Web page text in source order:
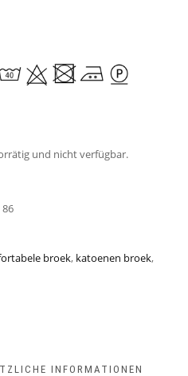
und nicht verfügbar.
broek, katoenen broek,
INFORMATIONEN